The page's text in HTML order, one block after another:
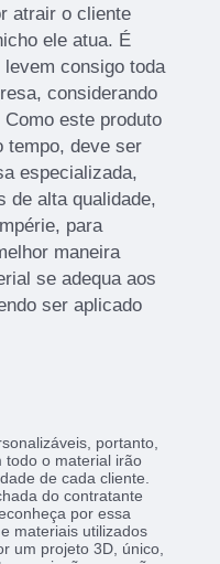
atrair o cliente
ele atua. É
consigo toda
considerando
este produto
tempo, deve ser
especializada,
de alta qualidade,
para
maneira
se adequa aos
ser aplicado
portanto,
todo o material irão
de cada cliente.
do contratante
por essa
materiais utilizados
um projeto 3D, único,